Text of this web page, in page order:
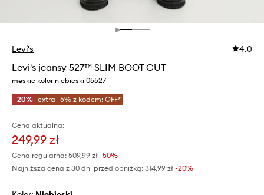
Levi's 4.0
Levi's jeansy 527™ SLIM BOOT CUT
męskie kolor niebieski 05527
-20% extra -5% z kodem: OFF*
Cena aktualna:
249,99 zł
Cena regularna: 509,99 zł -50%
Najniższa cena z 30 dni przed obniżką: 314,99 zł -20%